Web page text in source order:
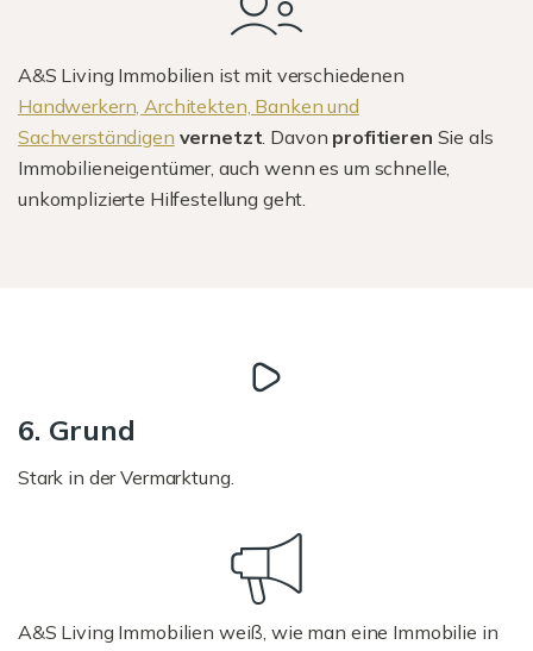
A&S Living Immobilien ist mit verschiedenen
Handwerkern, Architekten, Banken und
Sachverständigen vernetzt. Davon profitieren Sie als
Immobilieneigentümer, auch wenn es um schnelle,
unkomplizierte Hilfestellung geht.
6. Grund
Stark in der Vermarktung.
A&S Living Immobilien weiß, wie man eine Immobilie in